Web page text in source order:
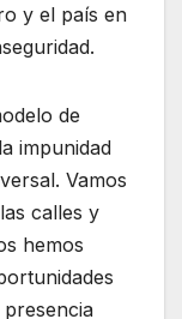
y el país en
de
impunidad
Vamos
calles y
hemos